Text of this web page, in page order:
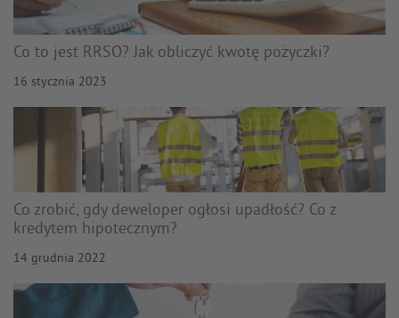
Co to jest RRSO? Jak obliczyć kwotę pożyczki?
16 stycznia 2023
Co zrobić, gdy deweloper ogłosi upadłość? Co z
kredytem hipotecznym?
14 grudnia 2022